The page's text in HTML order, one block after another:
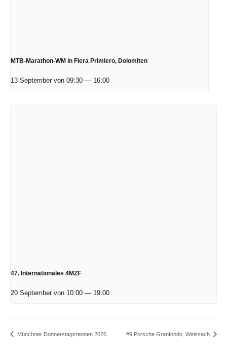
MTB-Marathon-WM in Fiera Primiero, Dolomiten
13 September von 09:30 — 16:00
47. Internationales 4MZF
20 September von 10:00 — 19:00
Münchner Donnerstagsrennen 2026 #9 Porsche Granfondo, Weissach